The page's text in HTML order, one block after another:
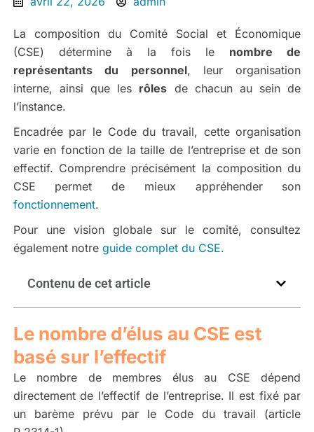
La composition du Comité Social et Économique
(CSE) détermine à la fois le nombre de
représentants du personnel, leur organisation
interne, ainsi que les rôles de chacun au sein de
l’instance.
Encadrée par le Code du travail, cette organisation
varie en fonction de la taille de l’entreprise et de son
effectif. Comprendre précisément la composition du
CSE permet de mieux appréhender son
fonctionnement.
Pour une vision globale sur le comité, consultez
également notre guide complet du CSE.
Contenu de cet article
Le nombre d’élus au CSE est
basé sur l’effectif
Le nombre de membres élus au CSE dépend
directement de l’effectif de l’entreprise. Il est fixé par
un barème prévu par le Code du travail (article